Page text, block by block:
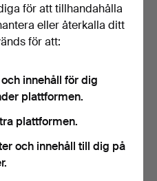
PIEDESTAL, empirstil,
1900-talets andra de…
23 timmar
med avslutade auktioner
för att tillhandahålla
eller återkalla ditt
för att:
innehåll för dig
plattformen.
plattformen.
och innehåll till dig på